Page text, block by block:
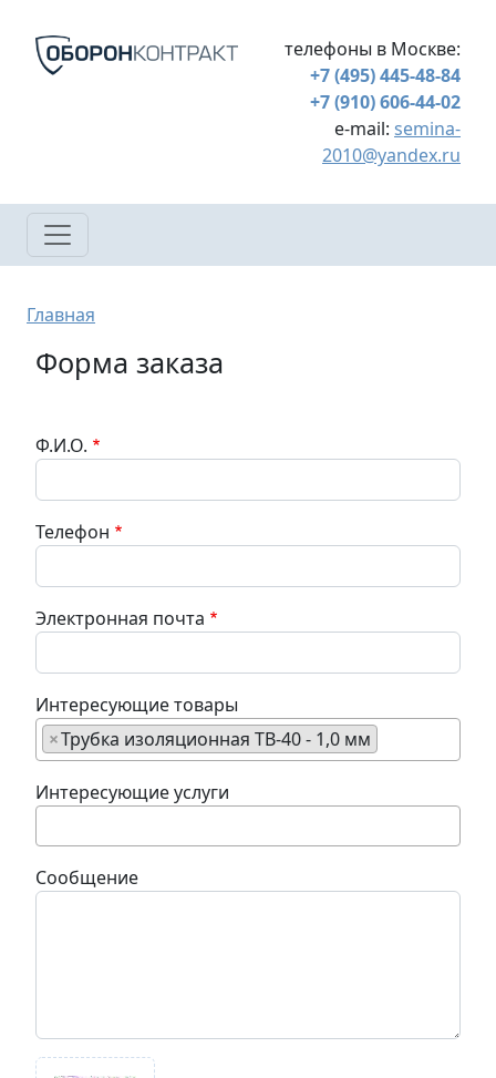
телефоны в Москве:
+7 (495) 445-48-84
+7 (910) 606-44-02
e-mail: semina-
2010@yandex.ru
Строка навигации
Главная
Форма заказа
Ф.И.О.
Телефон
Электронная почта
Интересующие товары
×Трубка изоляционная ТВ-40 - 1,0 мм
Интересующие услуги
Сообщение